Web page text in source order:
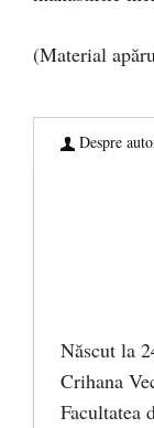
(Material
Despre
Născut la
Crihana
Facultatea